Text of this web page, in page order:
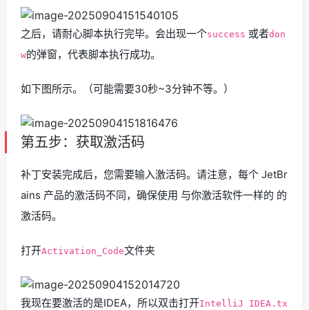
之后，请耐心脚本执行完毕。会出现一个success 或者don
w的弹窗，代表脚本执行成功。
如下图所示。（可能需要30秒~3分钟不等。）
第五步：获取激活码
补丁安装完成后，您需要输入激活码。请注意，每个 JetBr
ains 产品的激活码不同，确保使用 与你激活软件一样的 的
激活码。
打开Activation_Code文件夹
我现在要激活的是IDEA，所以双击打开IntelliJ IDEA.tx